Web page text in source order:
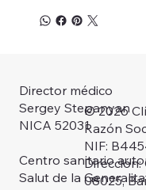
Director médico
Sergey Stepanyan
NICA 52031
Centro sanitario
Salut de la
© 2026
Razón
NIF:
Dirección:
08025,